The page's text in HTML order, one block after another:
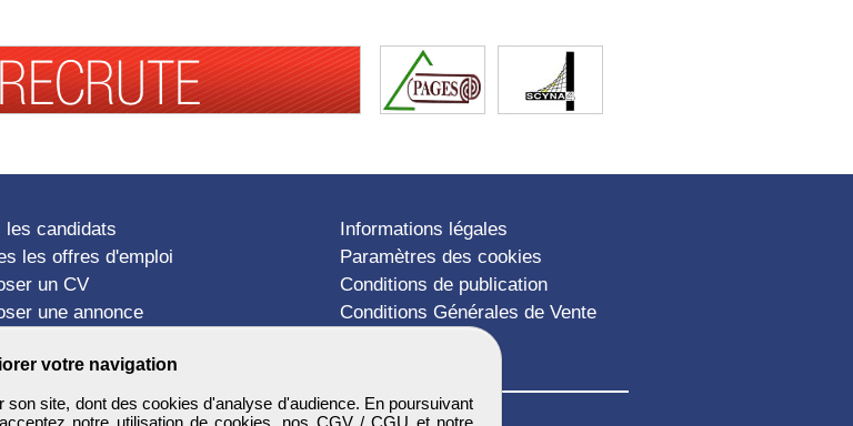
votre navigation
site, dont des cookies d'analyse d'audience. En poursuivant
notre utilisation de cookies, nos CGV / CGU et notre
les candidats
les offres d'emploi
un CV
une annonce
Informations légales
Paramètres des cookies
Conditions de publication
Conditions Générales de Vente